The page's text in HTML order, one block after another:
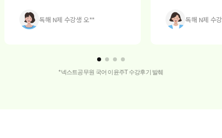
강의를 듣고 나니 문제 풀이 속도가
확실히 빨라지고 정확도도 높아졌어요.
독해 N제 수강생 오**
독해 N제 수
*넥스트공무원 국어 이윤주T 수강후기 발췌